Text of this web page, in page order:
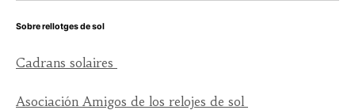
Sobre rellotges de sol
Cadrans solaires
Asociación Amigos de los relojes de sol